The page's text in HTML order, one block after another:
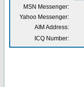
MSN Messenger:
Yahoo Messenger:
AIM Address:
ICQ Number: